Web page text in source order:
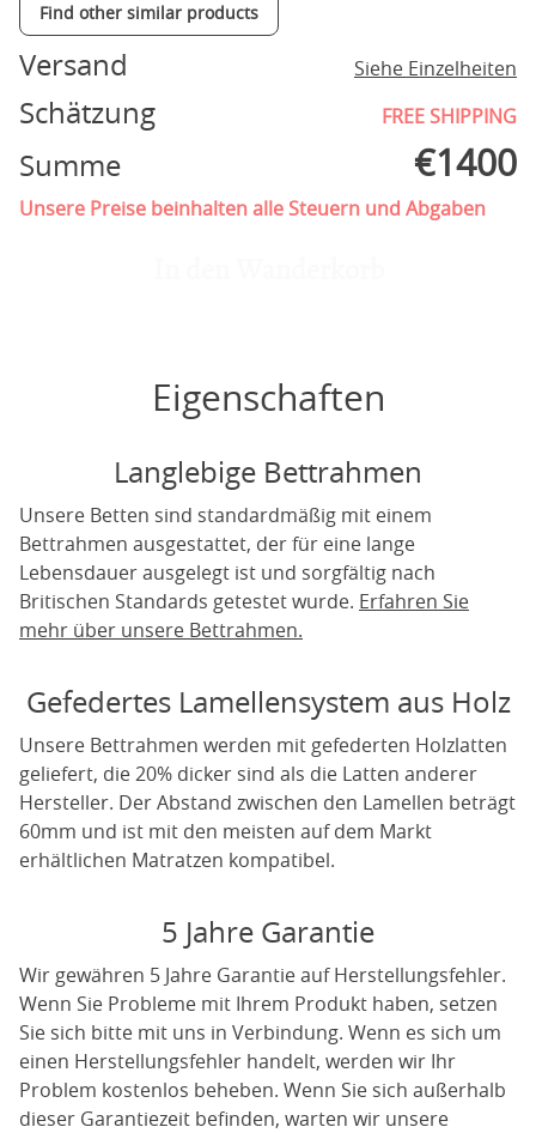
Find other similar products
Versand Siehe Einzelheiten
Schätzung FREE SHIPPING
Summe €1400
Unsere Preise beinhalten alle Steuern und Abgaben
Eigenschaften
Langlebige Bettrahmen
Unsere Betten sind standardmäßig mit einem
Bettrahmen ausgestattet, der für eine lange
Lebensdauer ausgelegt ist und sorgfältig nach
Britischen Standards getestet wurde. Erfahren Sie
mehr über unsere Bettrahmen.
Gefedertes Lamellensystem aus Holz
Unsere Bettrahmen werden mit gefederten Holzlatten
geliefert, die 20% dicker sind als die Latten anderer
Hersteller. Der Abstand zwischen den Lamellen beträgt
60mm und ist mit den meisten auf dem Markt
erhältlichen Matratzen kompatibel.
5 Jahre Garantie
Wir gewähren 5 Jahre Garantie auf Herstellungsfehler.
Wenn Sie Probleme mit Ihrem Produkt haben, setzen
Sie sich bitte mit uns in Verbindung. Wenn es sich um
einen Herstellungsfehler handelt, werden wir Ihr
Problem kostenlos beheben. Wenn Sie sich außerhalb
dieser Garantiezeit befinden, warten wir unsere